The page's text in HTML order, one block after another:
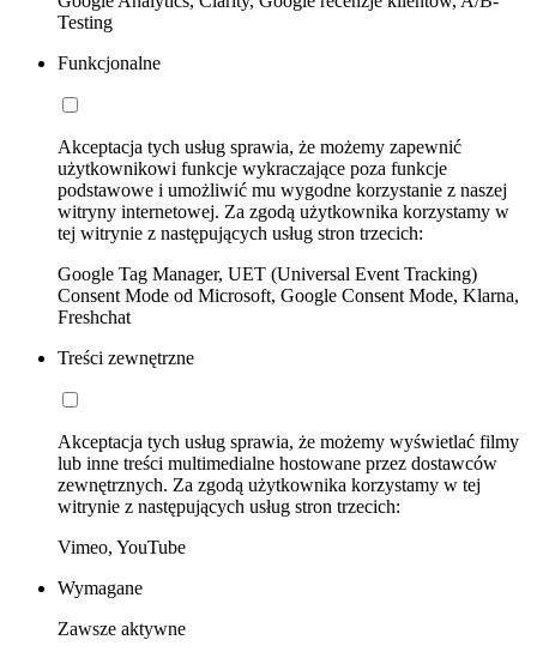
Testing
Funkcjonalne
Akceptacja tych usług sprawia, że możemy zapewnić
użytkownikowi funkcje wykraczające poza funkcje
podstawowe i umożliwić mu wygodne korzystanie z naszej
witryny internetowej. Za zgodą użytkownika korzystamy w
tej witrynie z następujących usług stron trzecich:
Google Tag Manager, UET (Universal Event Tracking)
Consent Mode od Microsoft, Google Consent Mode, Klarna,
Freshchat
Treści zewnętrzne
Akceptacja tych usług sprawia, że możemy wyświetlać filmy
lub inne treści multimedialne hostowane przez dostawców
zewnętrznych. Za zgodą użytkownika korzystamy w tej
witrynie z następujących usług stron trzecich:
Vimeo, YouTube
Wymagane
Zawsze aktywne